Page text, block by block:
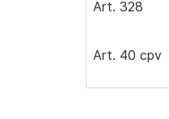
Art. 328
Art. 40 cpv